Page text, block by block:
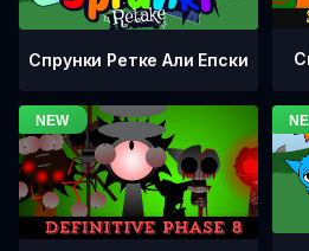
Спрунки Ретке Али Епски